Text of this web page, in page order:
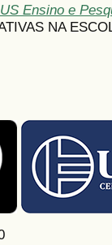
Ensino e
NA